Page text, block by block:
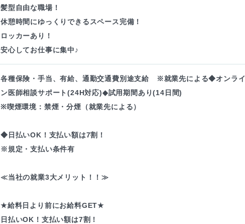
髪型自由な職場！
休憩時間にゆっくりできるスペース完備！
ロッカーあり！
安心してお仕事に集中♪
各種保険・手当、有給、通勤交通費別途支給 ※就業先による◆オンライ
ン医師相談サポート(24H対応)◆試用期間あり(14日間)
※喫煙環境：禁煙・分煙（就業先による）
◆日払いOK！支払い額は7割！
※規定・支払い条件有
≪当社の就業3大メリット！！≫
★給料日より前にお給料GET★
日払いOK！支払い額は7割！